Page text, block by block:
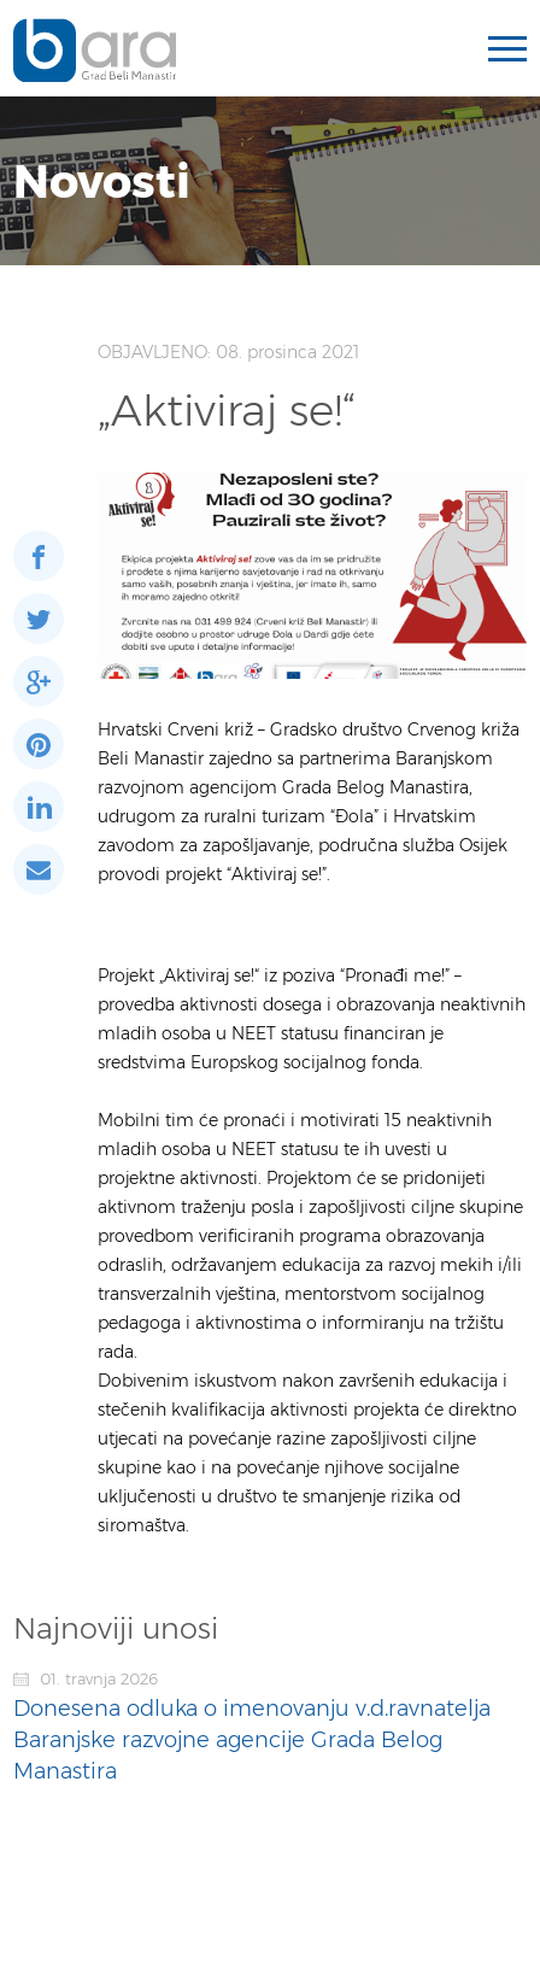
Novosti
OBJAVLJENO: 08. prosinca 2021
„Aktiviraj se!“
Hrvatski Crveni križ – Gradsko društvo Crvenog križa
Beli Manastir zajedno sa partnerima Baranjskom
razvojnom agencijom Grada Belog Manastira,
udrugom za ruralni turizam “Đola” i Hrvatskim
zavodom za zapošljavanje, područna služba Osijek
provodi projekt “Aktiviraj se!”.
Projekt „Aktiviraj se!“ iz poziva “Pronađi me!” –
provedba aktivnosti dosega i obrazovanja neaktivnih
mladih osoba u NEET statusu financiran je
sredstvima Europskog socijalnog fonda.
Mobilni tim će pronaći i motivirati 15 neaktivnih
mladih osoba u NEET statusu te ih uvesti u
projektne aktivnosti. Projektom će se pridonijeti
aktivnom traženju posla i zapošljivosti ciljne skupine
provedbom verificiranih programa obrazovanja
odraslih, održavanjem edukacija za razvoj mekih i/ili
transverzalnih vještina, mentorstvom socijalnog
pedagoga i aktivnostima o informiranju na tržištu
rada.
Dobivenim iskustvom nakon završenih edukacija i
stečenih kvalifikacija aktivnosti projekta će direktno
utjecati na povećanje razine zapošljivosti ciljne
skupine kao i na povećanje njihove socijalne
uključenosti u društvo te smanjenje rizika od
siromaštva.
Najnoviji unosi
01. travnja 2026
Donesena odluka o imenovanju v.d.ravnatelja
Baranjske razvojne agencije Grada Belog
Manastira